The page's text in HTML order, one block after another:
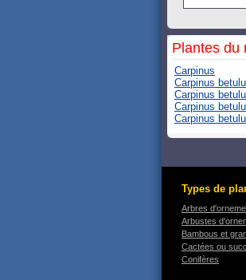
Plantes du
Carpinus
Carpinus
Carpinus
Carpinus
Carpinus
Types de
Arbres
Arbustes
Bambous et
Cactées ou
Conifères